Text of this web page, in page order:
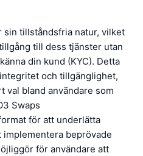
tillståndsfria natur, vilket
till dess tjänster utan
din kund (KYC). Detta
och tillgänglighet,
bland användare som
Swaps
för att underlätta
beprövade
för användare att